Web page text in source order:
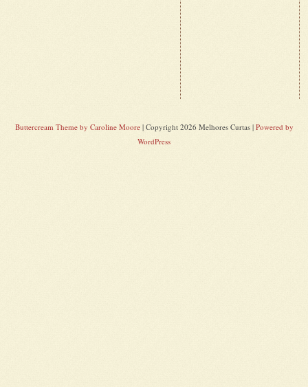
Buttercream Theme by Caroline Moore| Copyright 2026 Melhores Curtas | Powered by
WordPress